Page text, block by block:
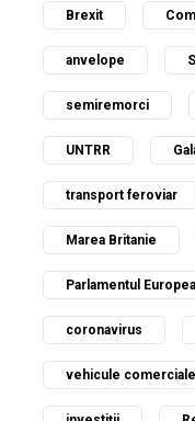
Brexit
anvelope
semiremorci
UNTRR
transport feroviar
Marea Britanie
Parlamentul
coronavirus
vehicule comerciale